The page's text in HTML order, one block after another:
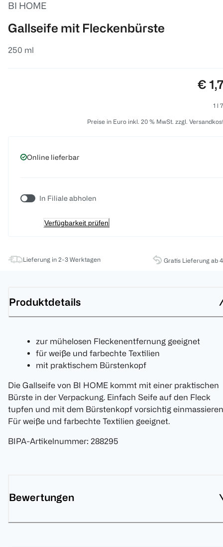
BI HOME
Gallseife mit Fleckenbürste
250 ml
€
1 l
Preise in Euro inkl. 20 % MwSt. zzgl.
Online lieferbar
In Filiale abholen
Verfügbarkeit prüfen
Lieferung in 2-3 Werktagen Gratis Lieferung ab
Produktdetails
zur mühelosen Fleckenentfernung geeignet
für weiße und farbechte Textilien
mit praktischem Bürstenkopf
Die Gallseife von BI HOME kommt mit einer praktischen
Bürste in der Verpackung. Einfach Seife auf den Fleck
tupfen und mit dem Bürstenkopf vorsichtig
Für weiße und farbechte Textilien geeignet.
BIPA-Artikelnummer: 288295
Bewertungen